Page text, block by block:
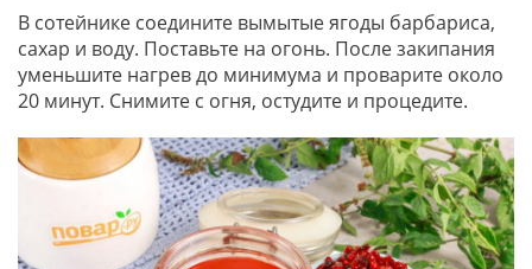
В сотейнике соедините вымытые ягоды барбариса,
сахар и воду. Поставьте на огонь. После закипания
уменьшите нагрев до минимума и проварите около
20 минут. Снимите с огня, остудите и процедите.